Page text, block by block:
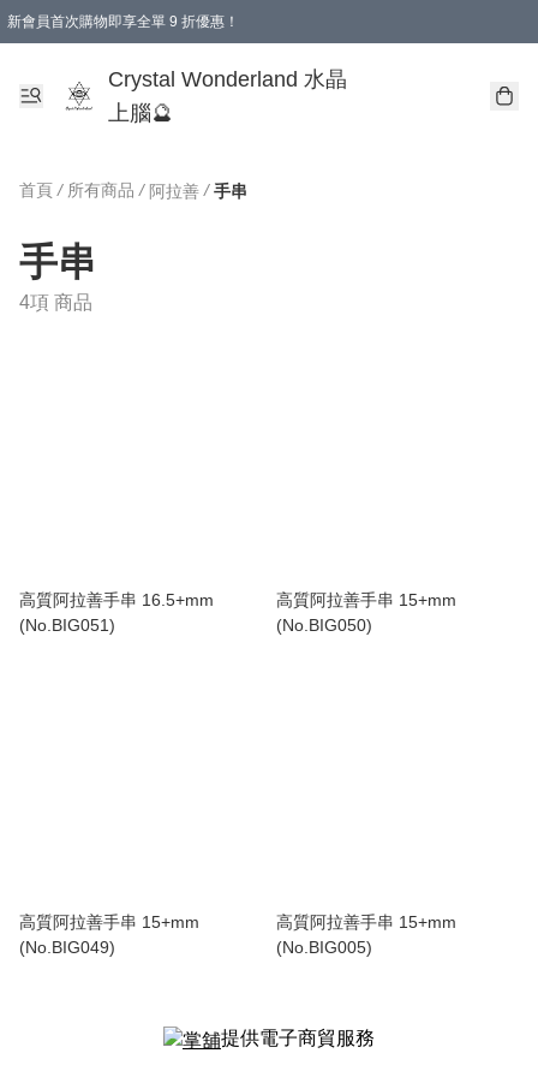
新會員首次購物即享全單 9 折優惠！
Crystal Wonderland 水晶
上腦🔮
首頁 / 所有商品 / 阿拉善 / 手串
手串
4項 商品
高質阿拉善手串 16.5+mm
(No.BIG051)
高質阿拉善手串 15+mm
(No.BIG050)
高質阿拉善手串 15+mm
(No.BIG049)
高質阿拉善手串 15+mm
(No.BIG005)
提供電子商貿服務